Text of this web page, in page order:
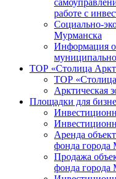
работе с
Социально-
Мурманска
Информация о
ТОР «Столица
ТОР
Арктическая
Площадки для
Аренда
фонда города
Продажа
фонда города